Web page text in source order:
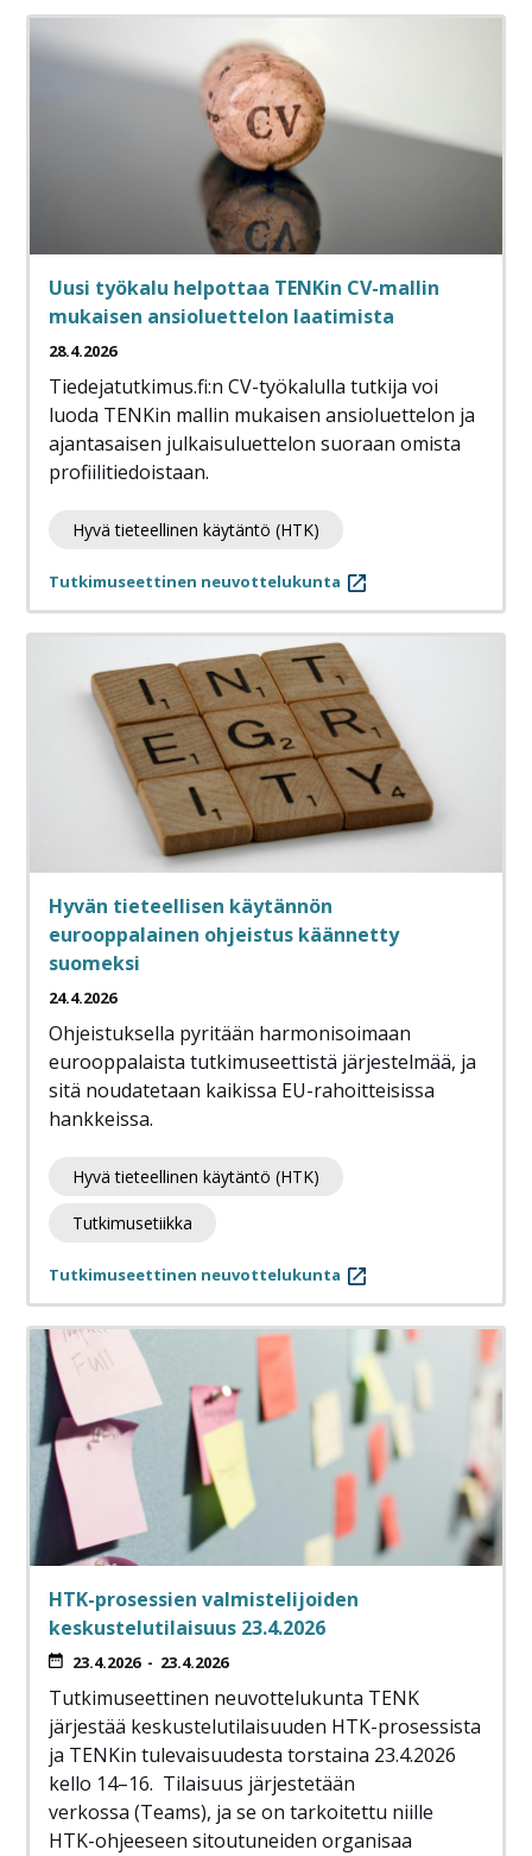
Uusi työkalu helpottaa TENKin CV-mallin
mukaisen ansioluettelon laatimista
28.4.2026
Tiedejatutkimus.fi:n CV-työkalulla tutkija voi
luoda TENKin mallin mukaisen ansioluettelon ja
ajantasaisen julkaisuluettelon suoraan omista
profiilitiedoistaan.
Hyvä tieteellinen käytäntö (HTK)
Tutkimuseettinen neuvottelukunta
Hyvän tieteellisen käytännön
eurooppalainen ohjeistus käännetty
suomeksi
24.4.2026
Ohjeistuksella pyritään harmonisoimaan
eurooppalaista tutkimuseettistä järjestelmää, ja
sitä noudatetaan kaikissa EU-rahoitteisissa
hankkeissa.
Hyvä tieteellinen käytäntö (HTK)
Tutkimusetiikka
Tutkimuseettinen neuvottelukunta
HTK-prosessien valmistelijoiden
keskustelutilaisuus 23.4.2026
23.4.2026- 23.4.2026
Tutkimuseettinen neuvottelukunta TENK
järjestää keskustelutilaisuuden HTK-prosessista
ja TENKin tulevaisuudesta torstaina 23.4.2026
kello 14–16. Tilaisuus järjestetään
verkossa (Teams), ja se on tarkoitettu niille
HTK-ohjeeseen sitoutuneiden organisaa